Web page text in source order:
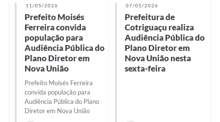
11/05/2026
Prefeito Moisés
Ferreira convida
população para
Audiência Pública do
Plano Diretor em
Nova União
Prefeito Moisés Ferreira
convida população para
Audiência Pública do Plano
Diretor em Nova União
07/05/2026
Prefeitura de
Cotriguaçu realiza
Audiência Pública do
Plano Diretor em
Nova União nesta
sexta-feira